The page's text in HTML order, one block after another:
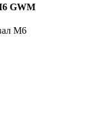
GWM
М6